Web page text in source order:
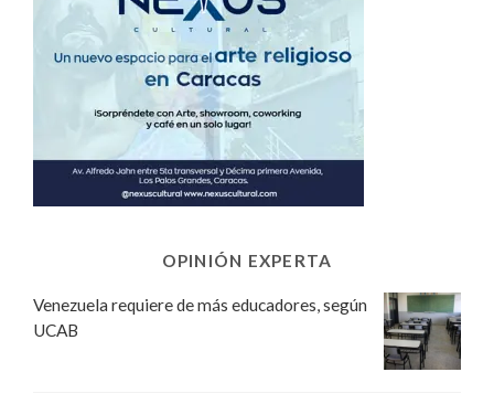
OPINIÓN EXPERTA
Venezuela requiere de más educadores, según
UCAB